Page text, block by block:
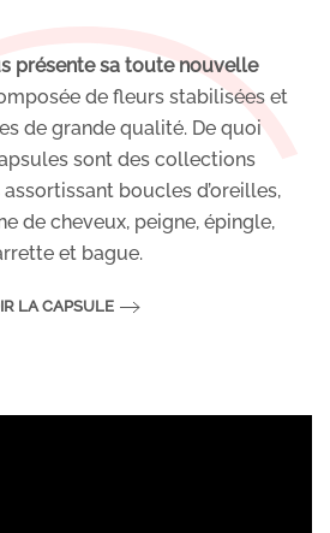
présente sa toute nouvelle
de fleurs stabilisées et
de grande qualité. De quoi
sont des collections
boucles d’oreilles,
de cheveux, peigne, épingle,
et bague.
LA CAPSULE